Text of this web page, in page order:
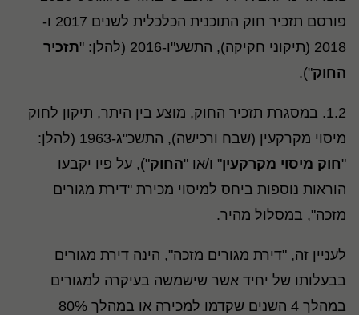
פורסם תזכיר חוק התוכנית הכלכלית לשנים 2017 ו-
2018 (תיקוני חקיקה), התשע"ו-2016 (להלן: "
תזכיר
החוק").
1.2. במסגרת תזכיר החוק, מוצע בין היתר, תיקון לחוק
מיסוי מקרקעין (שבח ורכישה), התשכ"ג-1963 (להלן:
"חוק מיסוי מקרקעין" ו/או "החוק"), על פיו יקבעו
הוראות נוספות ביחס למיסוי מכירת "דירת מגורים
מזכה", במסלול מהיר.
לעניין זה, "דירת מגורים מזכה", הינה דירת מגורים
בבעלותו של יחיד אשר שישמשה בעיקרה למגורים
במהלך 4 השנים שקדמו למכירה או במהלך 80%